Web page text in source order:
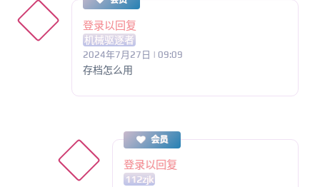
登录以回复
机械驱逐者
2024年7月27日 | 09:09
存档怎么用
会员
登录以回复
112zjk